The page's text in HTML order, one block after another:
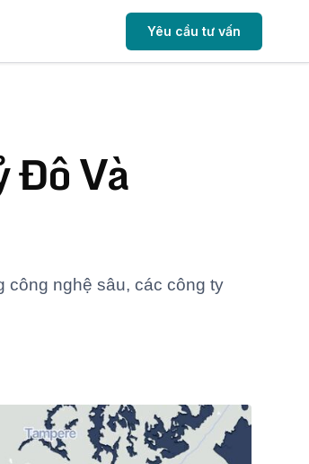
Yêu cầu tư vấn
Đô Và
công nghệ sâu, các công ty